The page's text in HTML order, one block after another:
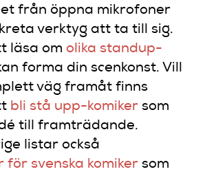
från öppna mikrofoner
verktyg att ta till sig.
läsa om olika standup-
forma din scenkonst. Vill
väg framåt finns
bli stå upp-komiker som
till framträdande.
listar också
för svenska komiker som